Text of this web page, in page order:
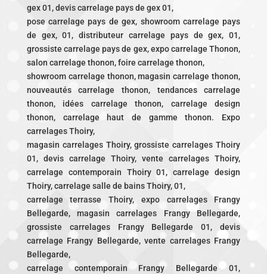
gex 01, devis carrelage pays de gex 01,
pose carrelage pays de gex, showroom carrelage pays
de gex, 01, distributeur carrelage pays de gex, 01,
grossiste carrelage pays de gex, expo carrelage Thonon,
salon carrelage thonon, foire carrelage thonon,
showroom carrelage thonon, magasin carrelage thonon,
nouveautés carrelage thonon, tendances carrelage
thonon, idées carrelage thonon, carrelage design
thonon, carrelage haut de gamme thonon. Expo
carrelages Thoiry,
magasin carrelages Thoiry, grossiste carrelages Thoiry
01, devis carrelage Thoiry, vente carrelages Thoiry,
carrelage contemporain Thoiry 01, carrelage design
Thoiry, carrelage salle de bains Thoiry, 01,
carrelage terrasse Thoiry, expo carrelages Frangy
Bellegarde, magasin carrelages Frangy Bellegarde,
grossiste carrelages Frangy Bellegarde 01, devis
carrelage Frangy Bellegarde, vente carrelages Frangy
Bellegarde,
carrelage contemporain Frangy Bellegarde 01,